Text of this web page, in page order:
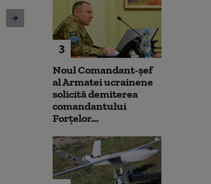
Alertă pe o plajă din
Mamaia, după ce au fost
observate bucăți de dronă.
ISU și Poliția au izolat
perimetrul
Amenzi
deranjează
mijloacele de
STB. Pentru
sancțiuni
3
Noul Comandant-șef
al Armatei ucrainene
solicită demiterea
comandantului
Forțelor...